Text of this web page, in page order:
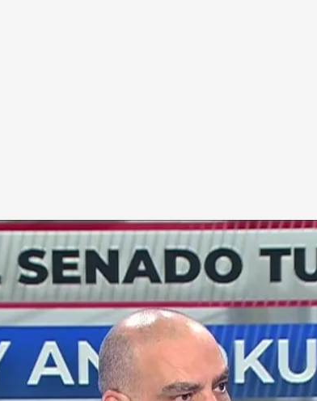
ley de 'juicios express para okupas' y
Nacho Abad tras conocer esta noticia en